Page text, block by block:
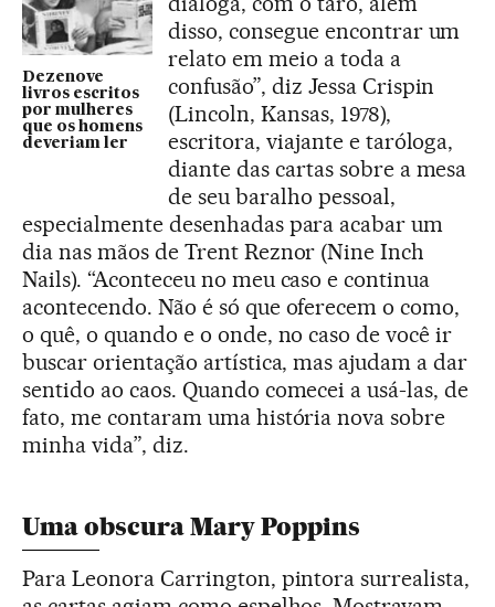
Dezenove
livros escritos
por mulheres
que os homens
deveriam ler
disso, consegue encontrar um
relato em meio a toda a
confusão”, diz Jessa Crispin
(Lincoln, Kansas, 1978),
escritora, viajante e taróloga,
diante das cartas sobre a mesa
de seu baralho pessoal,
especialmente desenhadas para acabar um
dia nas mãos de Trent Reznor (Nine Inch
Nails). “Aconteceu no meu caso e continua
acontecendo. Não é só que oferecem o como,
o quê, o quando e o onde, no caso de você ir
buscar orientação artística, mas ajudam a dar
sentido ao caos. Quando comecei a usá-las, de
fato, me contaram uma história nova sobre
minha vida”, diz.
Uma obscura Mary Poppins
Para Leonora Carrington, pintora surrealista,